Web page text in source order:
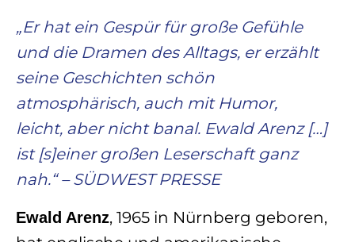
„Er hat ein Gespür für große Gefühle
und die Dramen des Alltags, er erzählt
seine Geschichten schön
atmosphärisch, auch mit Humor,
leicht, aber nicht banal. Ewald Arenz […]
ist [s]einer großen Leserschaft ganz
nah.“ – SÜDWEST PRESSE
Ewald Arenz, 1965 in Nürnberg geboren,